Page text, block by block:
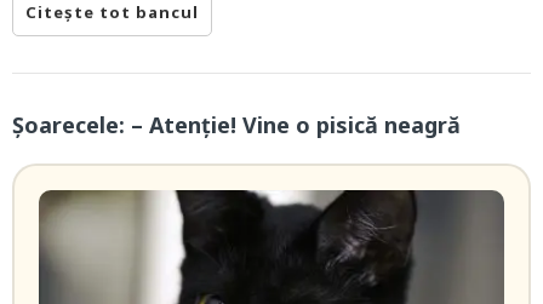
Citește tot bancul
Șoarecele: – Atenţie! Vine o pisică neagră